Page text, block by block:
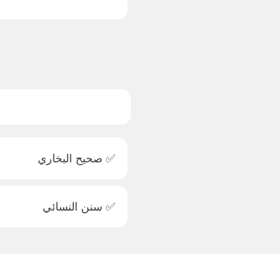
✅ صحيح البخاري
✅ سنن النسائي